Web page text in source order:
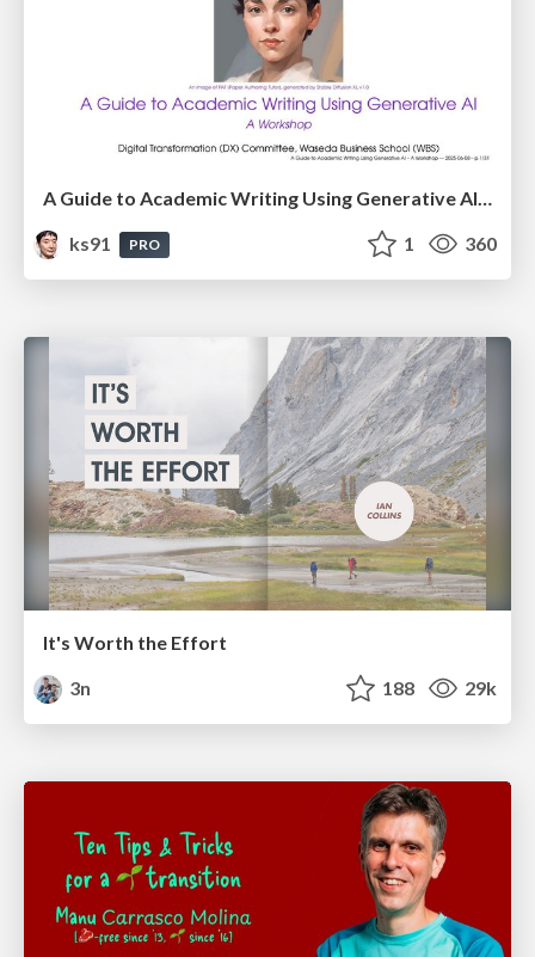
A Guide to Academic Writing Using Generative AI - A Workshop
ks91
PRO 1 360
It's Worth the Effort
3n
188 29k